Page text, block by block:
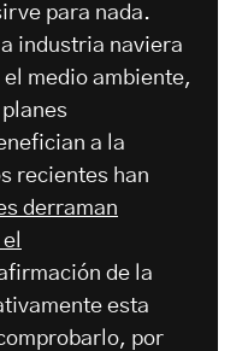
para nada.
industria naviera
medio ambiente,
a la
recientes han
derraman
de la
esta
por